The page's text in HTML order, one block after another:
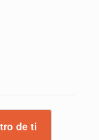
de ti